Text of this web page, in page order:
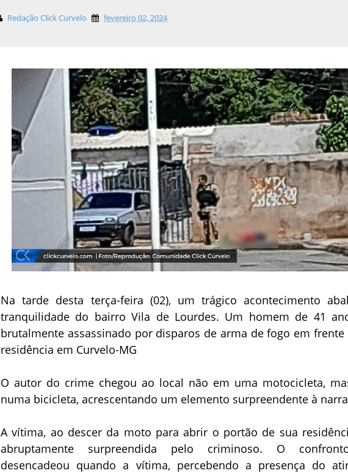
Redação Click Curvelo fevereiro 02, 2024
Na tarde desta terça-feira (02), um trágico acontecimento
tranquilidade do bairro Vila de Lourdes. Um homem de 41
brutalmente assassinado por disparos de arma de fogo em frente
residência em Curvelo-MG
O autor do crime chegou ao local não em uma motocicleta,
numa bicicleta, acrescentando um elemento surpreendente à
A vítima, ao descer da moto para abrir o portão de sua
abruptamente surpreendida pelo criminoso. O
desencadeou quando a vítima, percebendo a presença do